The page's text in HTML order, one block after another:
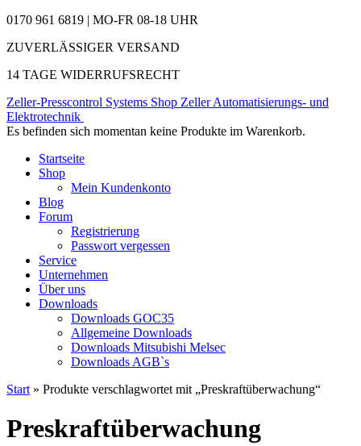
0170 961 6819 | MO-FR 08-18 UHR
ZUVERLÄSSIGER VERSAND
14 TAGE WIDERRUFSRECHT
Zeller-Presscontrol Systems Shop Zeller Automatisierungs- und
Elektrotechnik
Es befinden sich momentan keine Produkte im Warenkorb.
Startseite
Shop
Mein Kundenkonto
Blog
Forum
Registrierung
Passwort vergessen
Service
Unternehmen
Über uns
Downloads
Downloads GOC35
Allgemeine Downloads
Downloads Mitsubishi Melsec
Downloads AGB`s
Start » Produkte verschlagwortet mit „Preskraftüberwachung“
Preskraftüberwachung